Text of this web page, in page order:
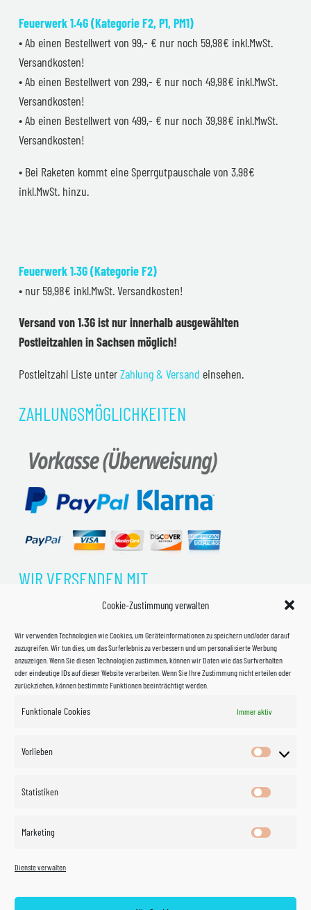
Cookie-Zustimmung verwalten
Wir verwenden Technologien wie Cookies, um Geräteinformationen zu speichern und/oder darauf
zuzugreifen. Wir tun dies, um das Surferlebnis zu verbessern und um personalisierte Werbung
anzuzeigen. Wenn Sie diesen Technologien zustimmen, können wir Daten wie das Surfverhalten
oder eindeutige IDs auf dieser Website verarbeiten. Wenn Sie Ihre Zustimmung nicht erteilen oder
zurückziehen, können bestimmte Funktionen beeinträchtigt werden.
Funktionale Cookies Immer aktiv
Vorlieben
Vorlieben
Statistiken
Marketing
Dienste verwalten
Feuerwerk 1.4G (Kategorie F2, P1, PM1)
• Ab einen Bestellwert von 99,- € nur noch 59,98€ inkl.MwSt.
Versandkosten!
• Ab einen Bestellwert von 299,- € nur noch 49,98€ inkl.MwSt.
Versandkosten!
• Ab einen Bestellwert von 499,- € nur noch 39,98€ inkl.MwSt.
Versandkosten!
• Bei Raketen kommt eine Sperrgutpauschale von 3,98€
inkl.MwSt. hinzu.
Feuerwerk 1.3G (Kategorie F2)
• nur 59,98€ inkl.MwSt. Versandkosten!
Versand von 1.3G ist nur innerhalb ausgewählten
Postleitzahlen in Sachsen möglich!
Postleitzahl Liste unterZahlung & Versand einsehen.
ZAHLUNGSMÖGLICHKEITEN
WIR VERSENDEN MIT
©